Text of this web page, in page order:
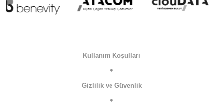
Kullanım Koşulları
Gizlilik ve Güvenlik